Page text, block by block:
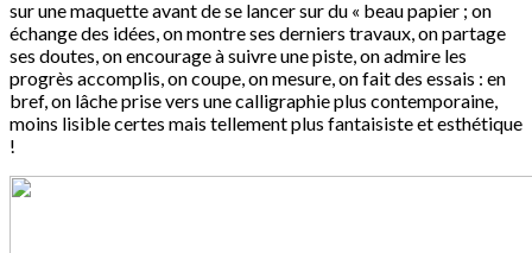
sur une maquette avant de se lancer sur du « beau papier ; on
échange des idées, on montre ses derniers travaux, on partage
ses doutes, on encourage à suivre une piste, on admire les
progrès accomplis, on coupe, on mesure, on fait des essais : en
bref, on lâche prise vers une calligraphie plus contemporaine,
moins lisible certes mais tellement plus fantaisiste et esthétique
!